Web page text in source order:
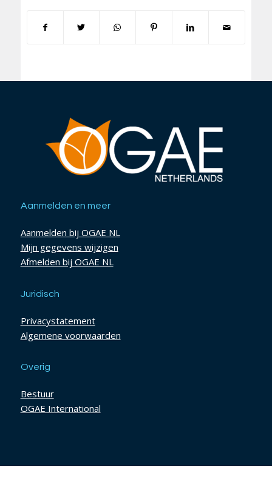
Aanmelden en meer
Aanmelden bij OGAE NL
Mijn gegevens wijzigen
Afmelden bij OGAE NL
Juridisch
Privacystatement
Algemene voorwaarden
Overig
Bestuur
OGAE International